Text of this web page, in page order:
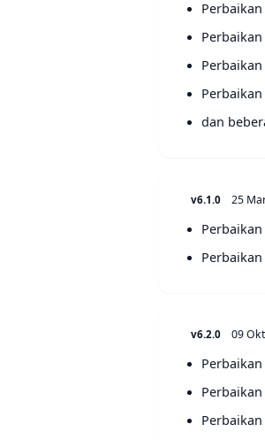
dan
v6.1.0 25
v6.2.0 09